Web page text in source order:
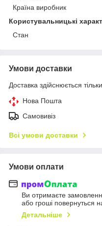
Країна виробник
Користувальницькі
Стан
Умови доставки
Доставка здійснюється
Нова Пошта
Самовивіз
Всі умови доставки
Умови оплати
Ви отримаєте
або гроші повернуться
Детальніше